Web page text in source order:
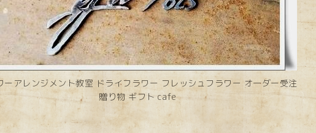
ーアレンジメント教室 ドライフラワー フレッシュフラワー オーダー受注
贈り物 ギフト cafe